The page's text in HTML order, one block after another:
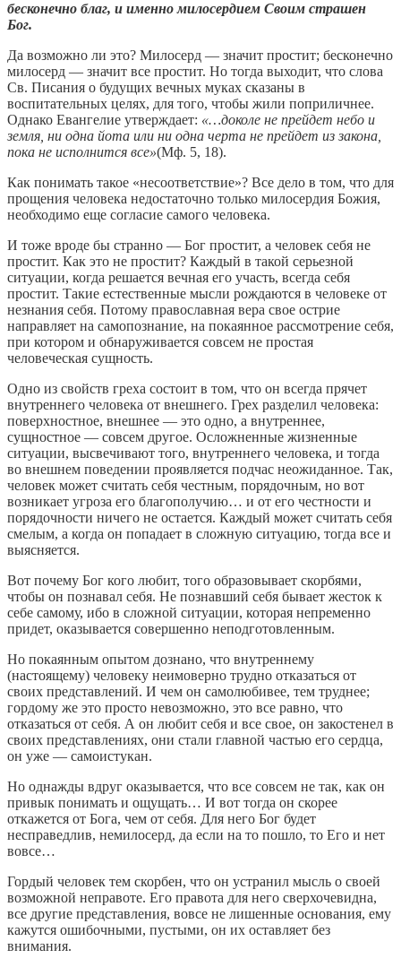
бесконечно благ, и именно милосердием Своим страшен
Бог.
Да возможно ли это? Милосерд — значит простит; бесконечно
милосерд — значит все простит. Но тогда выходит, что слова
Св. Писания о будущих вечных муках сказаны в
воспитательных целях, для того, чтобы жили поприличнее.
Однако Евангелие утверждает: «…доколе не прейдет небо и
земля, ни одна йота или ни одна черта не прейдет из закона,
пока не исполнится все»(Мф. 5, 18).
Как понимать такое «несоответствие»? Все дело в том, что для
прощения человека недостаточно только милосердия Божия,
необходимо еще согласие самого человека.
И тоже вроде бы странно — Бог простит, а человек себя не
простит. Как это не простит? Каждый в такой серьезной
ситуации, когда решается вечная его участь, всегда себя
простит. Такие естественные мысли рождаются в человеке от
незнания себя. Потому православная вера свое острие
направляет на самопознание, на покаянное рассмотрение себя,
при котором и обнаруживается совсем не простая
человеческая сущность.
Одно из свойств греха состоит в том, что он всегда прячет
внутреннего человека от внешнего. Грех разделил человека:
поверхностное, внешнее — это одно, а внутреннее,
сущностное — совсем другое. Осложненные жизненные
ситуации, высвечивают того, внутреннего человека, и тогда
во внешнем поведении проявляется подчас неожиданное. Так,
человек может считать себя честным, порядочным, но вот
возникает угроза его благополучию… и от его честности и
порядочности ничего не остается. Каждый может считать себя
смелым, а когда он попадает в сложную ситуацию, тогда все и
выясняется.
Вот почему Бог кого любит, того образовывает скорбями,
чтобы он познавал себя. Не познавший себя бывает жесток к
себе самому, ибо в сложной ситуации, которая непременно
придет, оказывается совершенно неподготовленным.
Но покаянным опытом дознано, что внутреннему
(настоящему) человеку неимоверно трудно отказаться от
своих представлений. И чем он самолюбивее, тем труднее;
гордому же это просто невозможно, это все равно, что
отказаться от себя. А он любит себя и все свое, он закостенел в
своих представлениях, они стали главной частью его сердца,
он уже — самоистукан.
Но однажды вдруг оказывается, что все совсем не так, как он
привык понимать и ощущать… И вот тогда он скорее
откажется от Бога, чем от себя. Для него Бог будет
несправедлив, немилосерд, да если на то пошло, то Его и нет
вовсе…
Гордый человек тем скорбен, что он устранил мысль о своей
возможной неправоте. Его правота для него сверхочевидна,
все другие представления, вовсе не лишенные основания, ему
кажутся ошибочными, пустыми, он их оставляет без
внимания.